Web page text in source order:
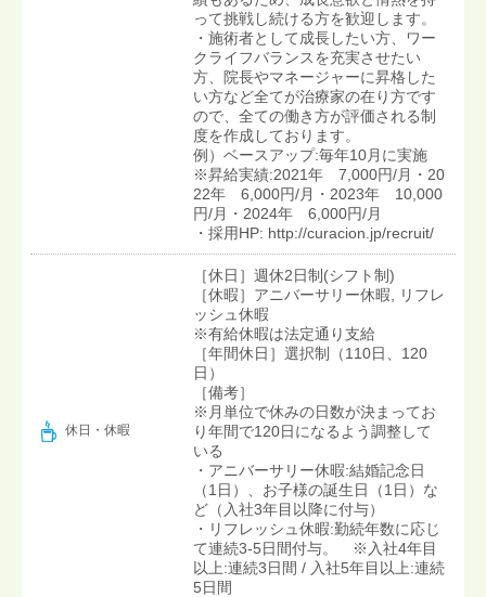
って挑戦し続ける方を歓迎します。
・施術者として成長したい方、ワー
クライフバランスを充実させたい
方、院長やマネージャーに昇格した
い方など全てが治療家の在り方です
ので、全ての働き方が評価される制
度を作成しております。
例）ベースアップ:毎年10月に実施
※昇給実績:2021年 7,000円/月・20
22年 6,000円/月・2023年 10,000
円/月・2024年 6,000円/月
・採用HP: http://curacion.jp/recruit/
休日・休暇
［休日］週休2日制(シフト制)
［休暇］アニバーサリー休暇, リフレ
ッシュ休暇
※有給休暇は法定通り支給
［年間休日］選択制（110日、120
日）
［備考］
※月単位で休みの日数が決まってお
り年間で120日になるよう調整して
いる
・アニバーサリー休暇:結婚記念日
（1日）、お子様の誕生日（1日）な
ど（入社3年目以降に付与）
・リフレッシュ休暇:勤続年数に応じ
て連続3-5日間付与。 ※入社4年目
以上:連続3日間 / 入社5年目以上:連続
5日間